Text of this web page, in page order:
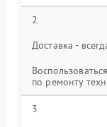
2
Доставка -
по ремонту
3